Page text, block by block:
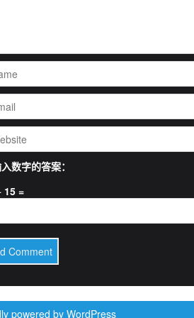
数字的答案：
15 =
powered by WordPress